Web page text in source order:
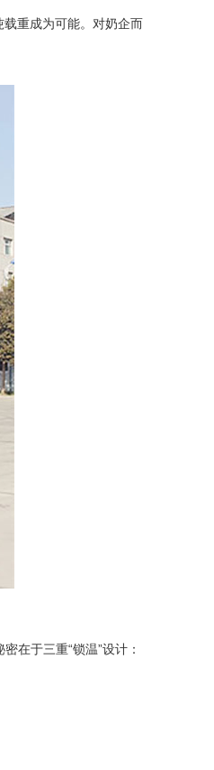
重成为可能。对奶企而
于三重“锁温”设计：